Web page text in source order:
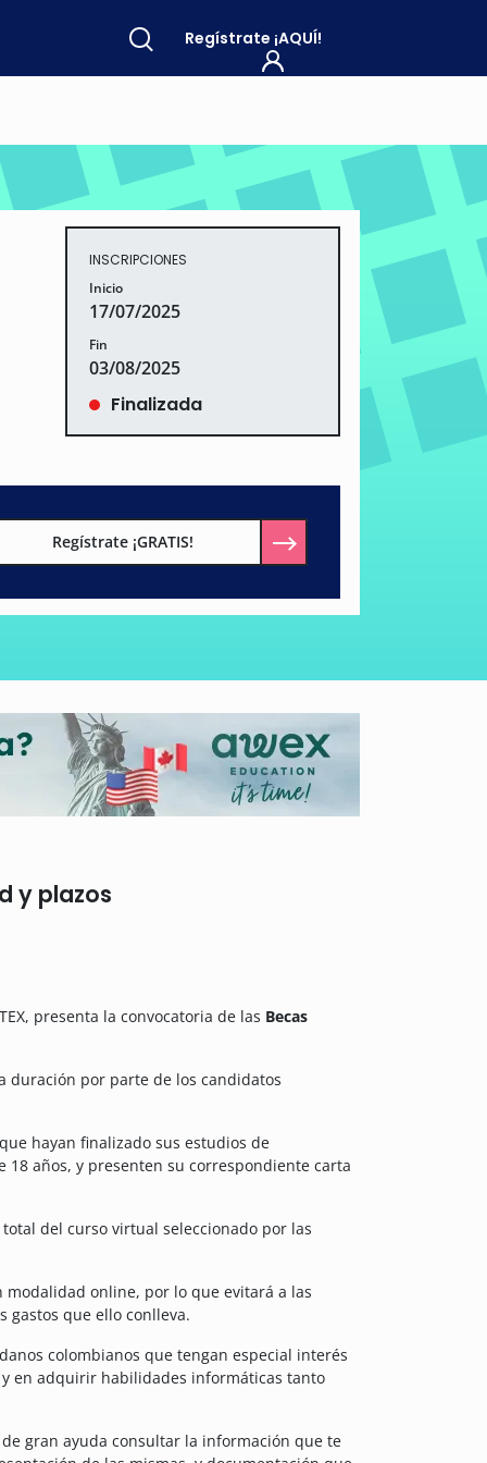
Regístrate ¡AQUÍ!
INSCRIPCIONES
Inicio
17/07/2025
Fin
03/08/2025
Finalizada
Regístrate ¡GRATIS!
y plazos
presenta la convocatoria de las Becas
duración por parte de los candidatos
hayan finalizado sus estudios de
años, y presenten su correspondiente carta
total del curso virtual seleccionado por las
modalidad online, por lo que evitará a las
gastos que ello conlleva.
colombianos que tengan especial interés
en adquirir habilidades informáticas tanto
de gran ayuda consultar la información que te